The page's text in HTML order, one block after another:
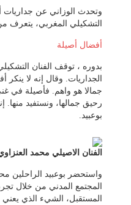
وتحدث الوزاني عن جداريات
التشكيلي المغربي، يتعرف
أفضال أصيلة
بدوره ، توقف الفنان
الجداريات. وقال إنه لا
جمالا هو واهم. فأصيلة في
رحيق جمالها، ونستفيد
بوعبيد.
الفنان الاصيلي محمد العنزاوي
واستحضر بوعبيد الراحلين
المجتمع المدني من خلال
المستقبل، الشيء الذي